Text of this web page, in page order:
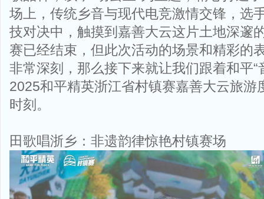
场上，传统乡音与现代电竞激情交锋，选
技对决中，触摸到嘉善大云这片土地深邃
赛已经结束，但此次活动的场景和精彩的
非常深刻，那么接下来就让我们跟着和平“
2025和平精英浙江省村镇赛嘉善大云旅游
时刻。
田歌唱浙乡：非遗韵律惊艳村镇赛场